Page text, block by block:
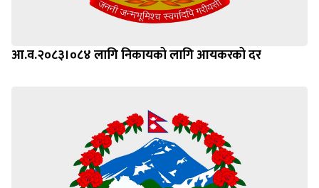
आ.व.२०८३।०८४ लागि निकायको लागि आयकरको दर